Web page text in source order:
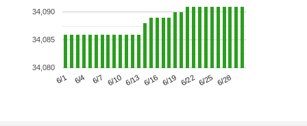
6/1 6/4 6/7 6/10 6/13 6/16 6/19 6/22 6/25 6/28
34,080
34,085
34,090